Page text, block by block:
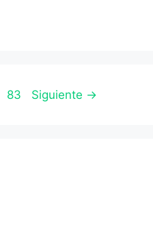
Página
83 Siguiente →